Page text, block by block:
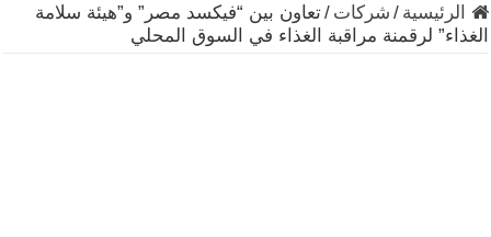
الرئيسية / شركات / تعاون بين “فيكسد مصر” و”هيئة سلامة
الغذاء” لرقمنة مراقبة الغذاء في السوق المحلي